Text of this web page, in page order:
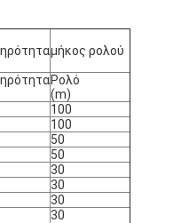
μήκος ρολού
Ρολό
(m)
100
100
50
50
30
30
30
30